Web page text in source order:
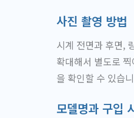
사진 촬영 방법
시계 전면과 후면,
확대해서 별도로
을 확인할 수 있습
모델명과 구입